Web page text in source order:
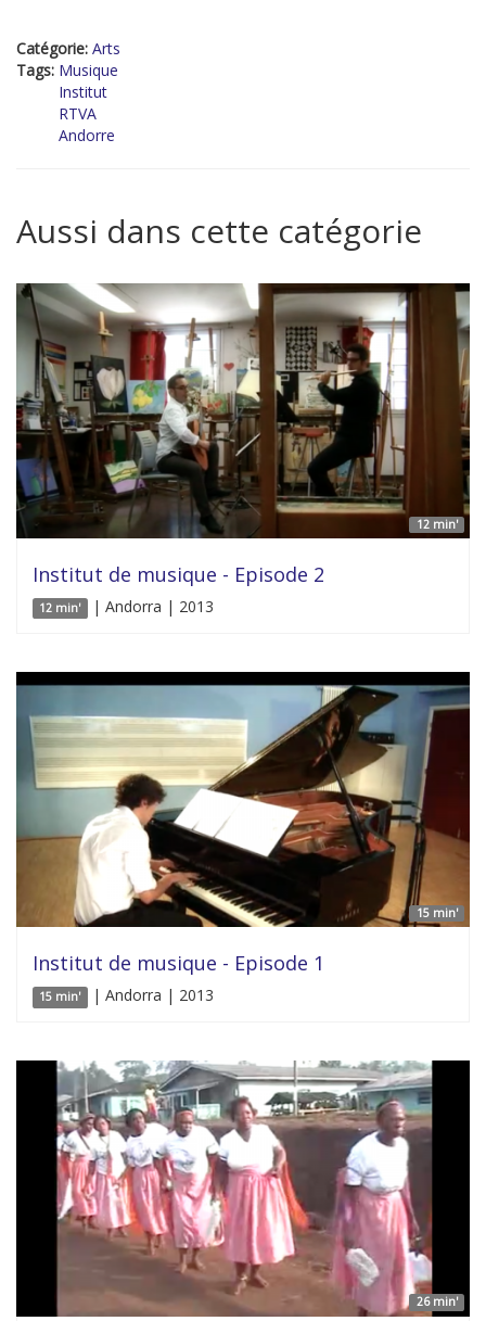
Catégorie: Arts
Tags: Musique
Institut
RTVA
Andorre
Aussi dans cette catégorie
12 min'
Institut de musique - Episode 2
12 min' | Andorra | 2013
15 min'
Institut de musique - Episode 1
15 min' | Andorra | 2013
26 min'